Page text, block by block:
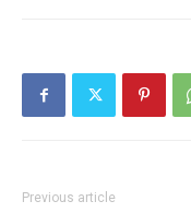
Previous article